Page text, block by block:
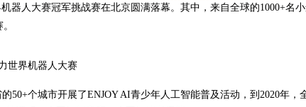
机器人大赛冠军挑战赛在北京圆满落幕。其中，来自全球的1000+名
50+个城市开展了ENJOY AI青少年人工智能普及活动，到2020年，